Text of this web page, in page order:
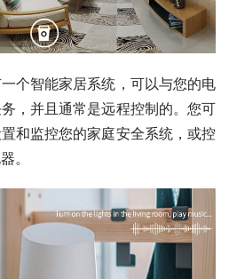
个智能家居系统，可以与您的电
，并且通常是远程控制的。您可
和监控您的家庭安全系统，或控
。